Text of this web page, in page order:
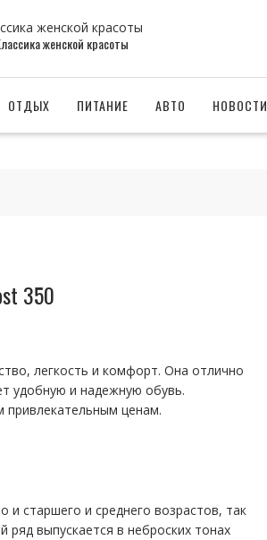
женской красоты
ОТДЫХ ПИТАНИЕ АВТО НОВОСТИ
350
легкость и комфорт. Она отлично
удобную и надежную обувь.
ценам.
старшего и среднего возрастов, так
выпускается в неброских тонах